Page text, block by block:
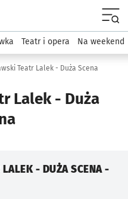
podserwis: Wydarzenia
Teatr i opera Na weekend
Teatr Lalek - Duża Scena
Lalek - Duża
- DUŻA SCENA -